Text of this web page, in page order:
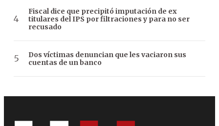
Fiscal dice que precipitó imputación de ex
titulares del IPS por filtraciones y para no ser
recusado
Dos víctimas denuncian que les vaciaron sus
cuentas de un banco